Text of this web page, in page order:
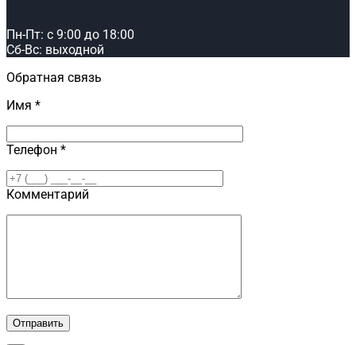
Пн-Пт: с 9:00 до 18:00
Сб-Вс: выходной
Обратная связь
Имя *
Телефон *
Комментарий